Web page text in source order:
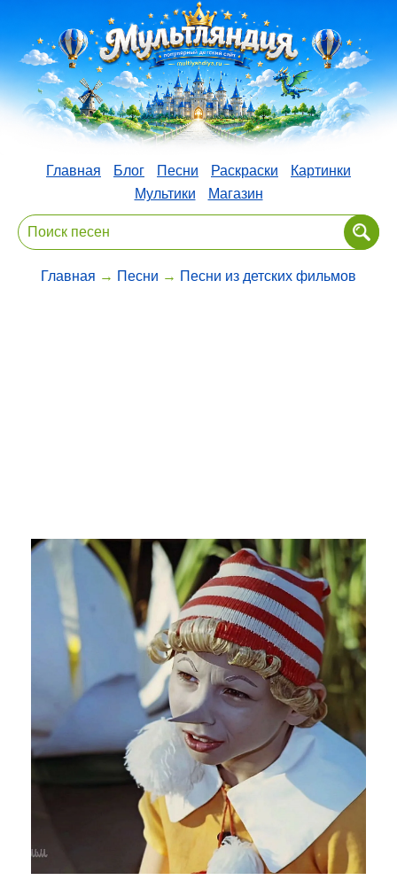
Главная Блог Песни Раскраски
Картинки
Мультики
Магазин
Главная → Песни → Песни из детских фильмов